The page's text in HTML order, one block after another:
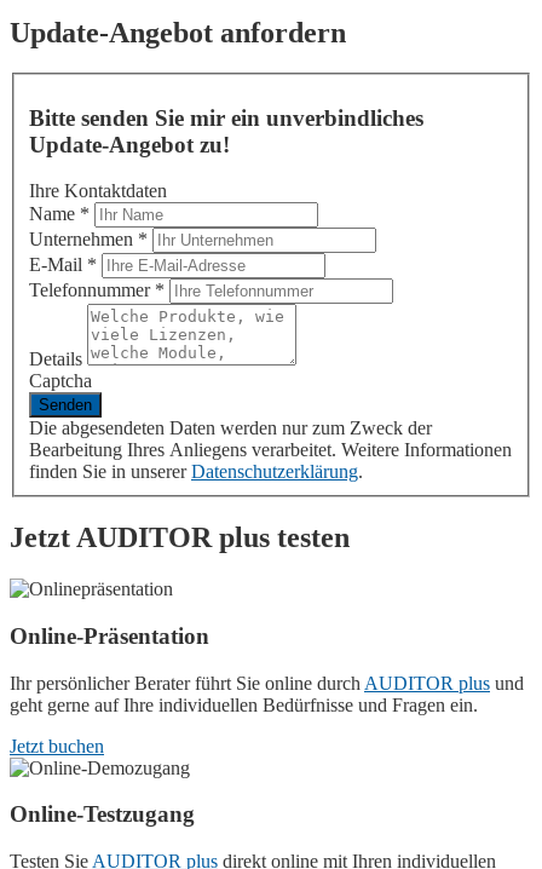
Update-Angebot anfordern
Bitte senden Sie mir ein unverbindliches
Update-Angebot zu!
Ihre Kontaktdaten
Name *
Unternehmen *
E-Mail *
Telefonnummer *
Details
Captcha
Die abgesendeten Daten werden nur zum Zweck der
Bearbeitung Ihres Anliegens verarbeitet. Weitere Informationen
finden Sie in unsererDatenschutzerklärung.
JetztAUDITOR plus testen
Online-Präsentation
Ihr persönlicher Berater führt Sie online durch AUDITOR plus und
geht gerne auf Ihre individuellen Bedürfnisse und Fragen ein.
Jetzt buchen
Online-Testzugang
Testen Sie AUDITOR plus direkt online mit Ihren individuellen